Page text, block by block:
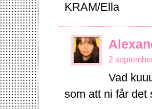
KRAM/Ella
2
Vad
som att ni får det